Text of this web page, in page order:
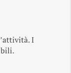
I